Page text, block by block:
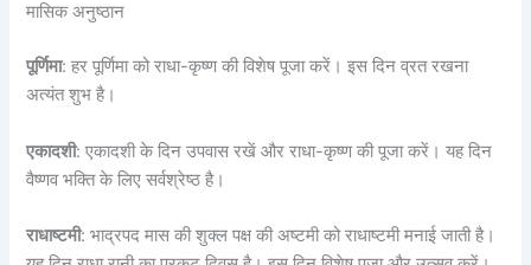
मासिक अनुष्ठान
पूर्णिमा: हर पूर्णिमा को राधा-कृष्ण की विशेष पूजा करें। इस दिन व्रत रखना
अत्यंत शुभ है।
एकादशी: एकादशी के दिन उपवास रखें और राधा-कृष्ण की पूजा करें। यह दिन
वैष्णव भक्ति के लिए सर्वश्रेष्ठ है।
राधाष्टमी: भाद्रपद मास की शुक्ल पक्ष की अष्टमी को राधाष्टमी मनाई जाती है।